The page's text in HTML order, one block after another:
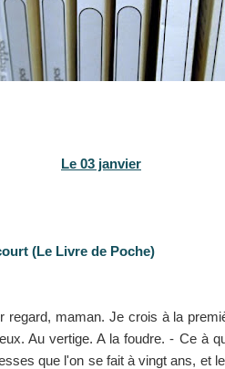
Le 03 janvier
(Le Livre de Poche)
regard, maman. Je crois à la
Au vertige. A la foudre. - Ce à
que l'on se fait à vingt ans, et